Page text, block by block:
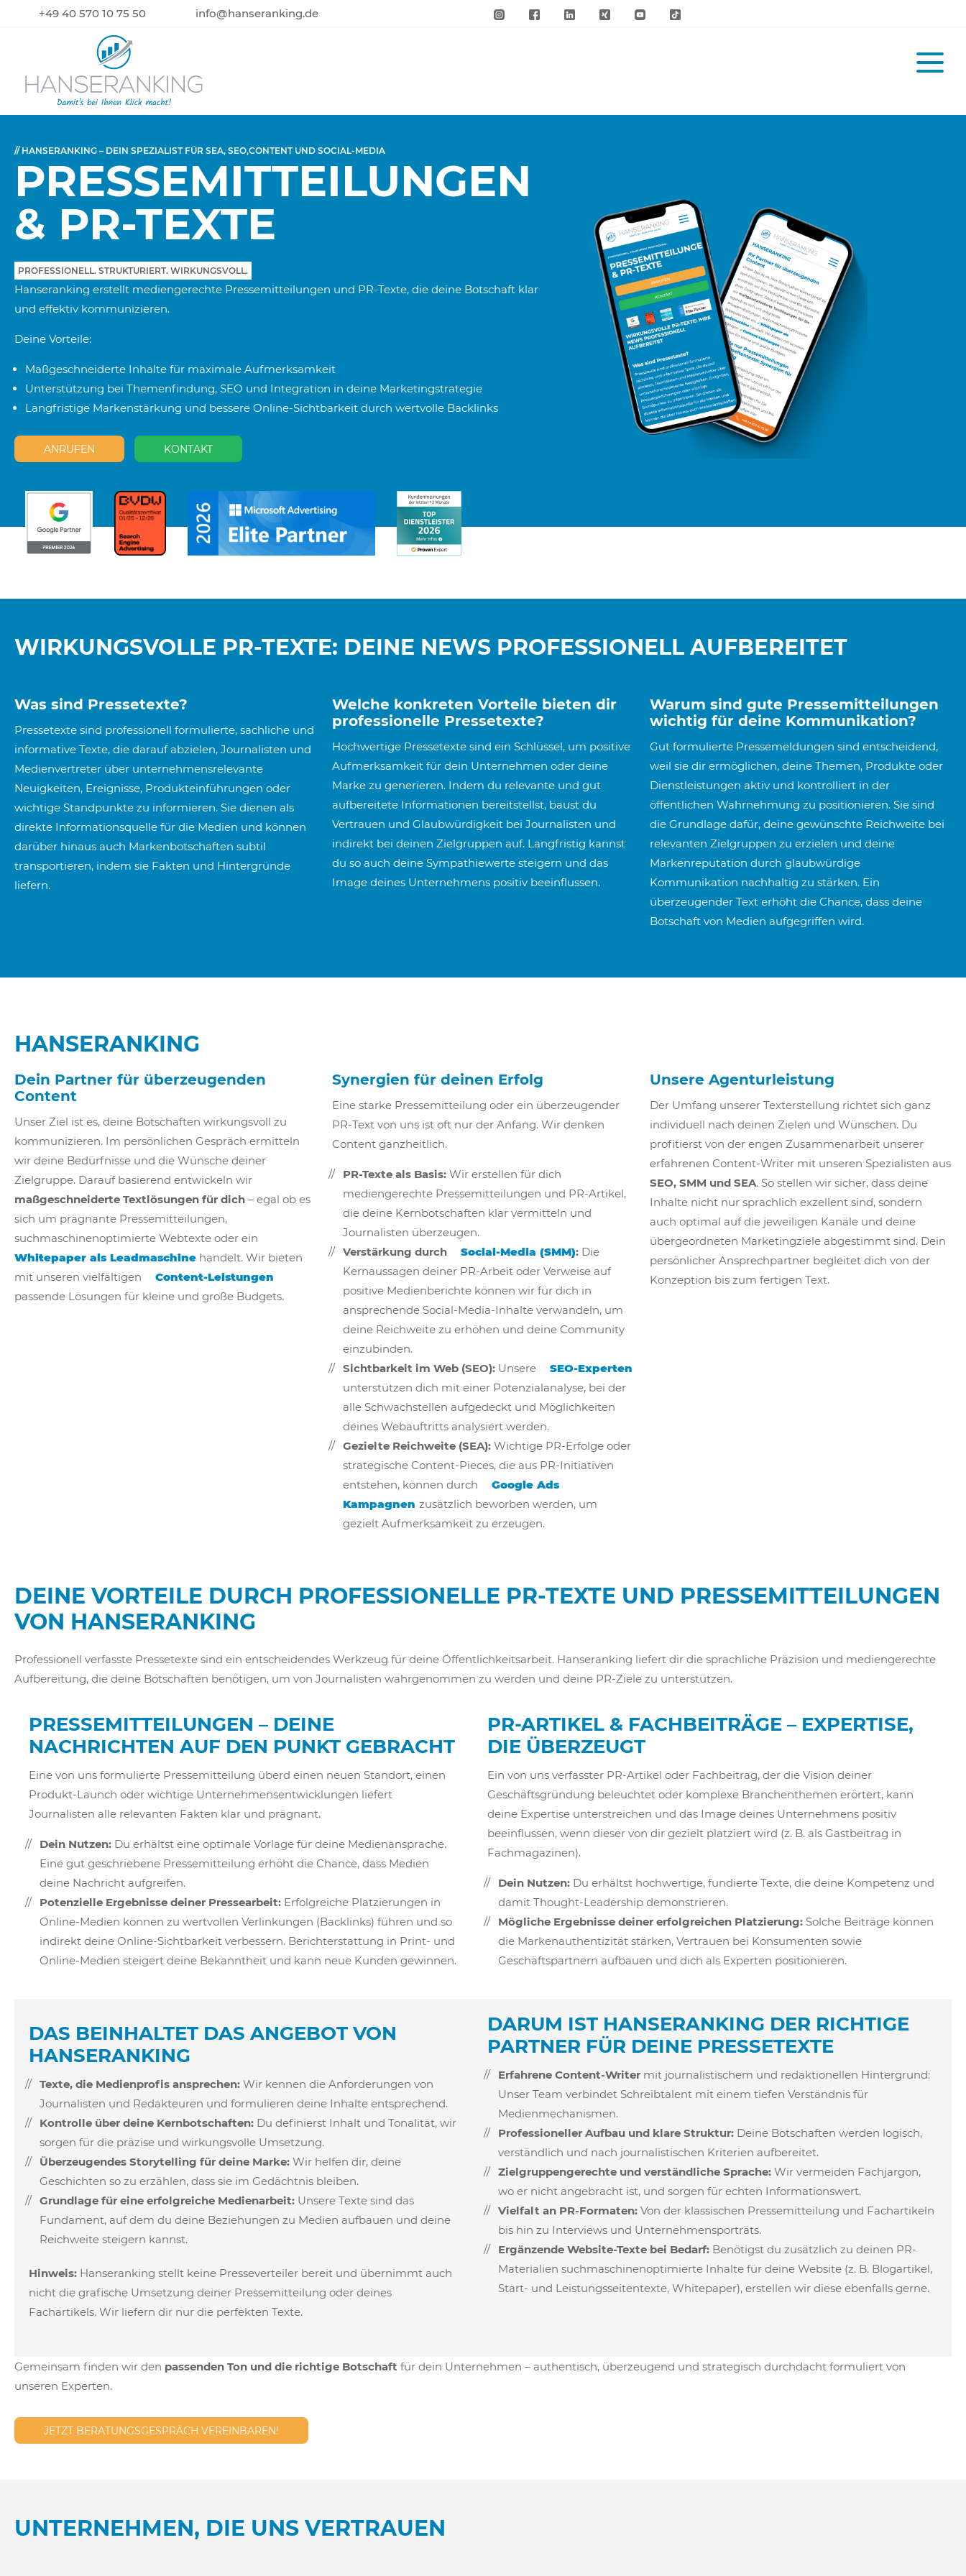
+49 40 570 10 75 50 info@hanseranking.de
// HANSERANKING – DEIN SPEZIALIST FÜR SEA, SEO,CONTENT UND SOCIAL-MEDIA
PRESSEMITTEILUNGEN
& PR-TEXTE
PROFESSIONELL. STRUKTURIERT. WIRKUNGSVOLL.
Hanseranking erstellt mediengerechte Pressemitteilungen und PR-Texte, die deine Botschaft klar
und effektiv kommunizieren.
Deine Vorteile:
Maßgeschneiderte Inhalte für maximale Aufmerksamkeit
Unterstützung bei Themenfindung, SEO und Integration in deine Marketingstrategie
Langfristige Markenstärkung und bessere Online-Sichtbarkeit durch wertvolle Backlinks
ANRUFEN KONTAKT
WIRKUNGSVOLLE PR-TEXTE: DEINE NEWS PROFESSIONELL AUFBEREITET
Was sind Pressetexte?
Pressetexte sind professionell formulierte, sachliche und
informative Texte, die darauf abzielen, Journalisten und
Medienvertreter über unternehmensrelevante
Neuigkeiten, Ereignisse, Produkteinführungen oder
wichtige Standpunkte zu informieren. Sie dienen als
direkte Informationsquelle für die Medien und können
darüber hinaus auch Markenbotschaften subtil
transportieren, indem sie Fakten und Hintergründe
liefern.
Welche konkreten Vorteile bieten dir
professionelle Pressetexte?
Hochwertige Pressetexte sind ein Schlüssel, um positive
Aufmerksamkeit für dein Unternehmen oder deine
Marke zu generieren. Indem du relevante und gut
aufbereitete Informationen bereitstellst, baust du
Vertrauen und Glaubwürdigkeit bei Journalisten und
indirekt bei deinen Zielgruppen auf. Langfristig kannst
du so auch deine Sympathiewerte steigern und das
Image deines Unternehmens positiv beeinflussen.
Warum sind gute Pressemitteilungen
wichtig für deine Kommunikation?
Gut formulierte Pressemeldungen sind entscheidend,
weil sie dir ermöglichen, deine Themen, Produkte oder
Dienstleistungen aktiv und kontrolliert in der
öffentlichen Wahrnehmung zu positionieren. Sie sind
die Grundlage dafür, deine gewünschte Reichweite bei
relevanten Zielgruppen zu erzielen und deine
Markenreputation durch glaubwürdige
Kommunikation nachhaltig zu stärken. Ein
überzeugender Text erhöht die Chance, dass deine
Botschaft von Medien aufgegriffen wird.
HANSERANKING
Dein Partner für überzeugenden
Content
Unser Ziel ist es, deine Botschaften wirkungsvoll zu
kommunizieren. Im persönlichen Gespräch ermitteln
wir deine Bedürfnisse und die Wünsche deiner
Zielgruppe. Darauf basierend entwickeln wir
maßgeschneiderte Textlösungen für dich – egal ob es
sich um prägnante Pressemitteilungen,
suchmaschinenoptimierte Webtexte oder ein
Whitepaper als Leadmaschine handelt. Wir bieten
mit unseren vielfältigen
Content-Leistungen
passende Lösungen für kleine und große Budgets.
Synergien für deinen Erfolg
Eine starke Pressemitteilung oder ein überzeugender
PR-Text von uns ist oft nur der Anfang. Wir denken
Content ganzheitlich.
PR-Texte als Basis: Wir erstellen für dich
mediengerechte Pressemitteilungen und PR-Artikel,
die deine Kernbotschaften klar vermitteln und
Journalisten überzeugen.
Verstärkung durch
Social-Media (SMM): Die
Kernaussagen deiner PR-Arbeit oder Verweise auf
positive Medienberichte können wir für dich in
ansprechende Social-Media-Inhalte verwandeln, um
deine Reichweite zu erhöhen und deine Community
einzubinden.
Sichtbarkeit im Web (SEO): Unsere
SEO-Experten
unterstützen dich mit einer Potenzialanalyse, bei der
alle Schwachstellen aufgedeckt und Möglichkeiten
deines Webauftritts analysiert werden.
Gezielte Reichweite (SEA):Wichtige PR-Erfolge oder
strategische Content-Pieces, die aus PR-Initiativen
entstehen, können durch
Google Ads
Kampagnenzusätzlich beworben werden, um
gezielt Aufmerksamkeit zu erzeugen.
Unsere Agenturleistung
Der Umfang unserer Texterstellung richtet sich ganz
individuell nach deinen Zielen und Wünschen. Du
profitierst von der engen Zusammenarbeit unserer
erfahrenen Content-Writer mit unseren Spezialisten aus
SEO, SMM und SEA. So stellen wir sicher, dass deine
Inhalte nicht nur sprachlich exzellent sind, sondern
auch optimal auf die jeweiligen Kanäle und deine
übergeordneten Marketingziele abgestimmt sind. Dein
persönlicher Ansprechpartner begleitet dich von der
Konzeption bis zum fertigen Text.
DEINE VORTEILE DURCH PROFESSIONELLE PR-TEXTE UND PRESSEMITTEILUNGEN
VON HANSERANKING
Professionell verfasste Pressetexte sind ein entscheidendes Werkzeug für deine Öffentlichkeitsarbeit. Hanseranking liefert dir die sprachliche Präzision und mediengerechte
Aufbereitung, die deine Botschaften benötigen, um von Journalisten wahrgenommen zu werden und deine PR-Ziele zu unterstützen.
PRESSEMITTEILUNGEN – DEINE
NACHRICHTEN AUF DEN PUNKT GEBRACHT
Eine von uns formulierte Pressemitteilung überd einen neuen Standort, einen
Produkt-Launch oder wichtige Unternehmensentwicklungen liefert
Journalisten alle relevanten Fakten klar und prägnant.
Dein Nutzen: Du erhältst eine optimale Vorlage für deine Medienansprache.
Eine gut geschriebene Pressemitteilung erhöht die Chance, dass Medien
deine Nachricht aufgreifen.
Potenzielle Ergebnisse deiner Pressearbeit: Erfolgreiche Platzierungen in
Online-Medien können zu wertvollen Verlinkungen (Backlinks) führen und so
indirekt deine Online-Sichtbarkeit verbessern. Berichterstattung in Print- und
Online-Medien steigert deine Bekanntheit und kann neue Kunden gewinnen.
PR-ARTIKEL & FACHBEITRÄGE – EXPERTISE,
DIE ÜBERZEUGT
Ein von uns verfasster PR-Artikel oder Fachbeitrag, der die Vision deiner
Geschäftsgründung beleuchtet oder komplexe Branchenthemen erörtert, kann
deine Expertise unterstreichen und das Image deines Unternehmens positiv
beeinflussen, wenn dieser von dir gezielt platziert wird (z. B. als Gastbeitrag in
Fachmagazinen).
Dein Nutzen: Du erhältst hochwertige, fundierte Texte, die deine Kompetenz und
damit Thought-Leadership demonstrieren.
Mögliche Ergebnisse deiner erfolgreichen Platzierung: Solche Beiträge können
die Markenauthentizität stärken, Vertrauen bei Konsumenten sowie
Geschäftspartnern aufbauen und dich als Experten positionieren.
DAS BEINHALTET DAS ANGEBOT VON
HANSERANKING
Texte, die Medienprofis ansprechen: Wir kennen die Anforderungen von
Journalisten und Redakteuren und formulieren deine Inhalte entsprechend.
Kontrolle über deine Kernbotschaften: Du definierst Inhalt und Tonalität, wir
sorgen für die präzise und wirkungsvolle Umsetzung.
Überzeugendes Storytelling für deine Marke: Wir helfen dir, deine
Geschichten so zu erzählen, dass sie im Gedächtnis bleiben.
Grundlage für eine erfolgreiche Medienarbeit: Unsere Texte sind das
Fundament, auf dem du deine Beziehungen zu Medien aufbauen und deine
Reichweite steigern kannst.
Hinweis: Hanseranking stellt keine Presseverteiler bereit und übernimmt auch
nicht die grafische Umsetzung deiner Pressemitteilung oder deines
Fachartikels. Wir liefern dir nur die perfekten Texte.
DARUM IST HANSERANKING DER RICHTIGE
PARTNER FÜR DEINE PRESSETEXTE
Erfahrene Content-Writer mit journalistischem und redaktionellen Hintergrund:
Unser Team verbindet Schreibtalent mit einem tiefen Verständnis für
Medienmechanismen.
Professioneller Aufbau und klare Struktur: Deine Botschaften werden logisch,
verständlich und nach journalistischen Kriterien aufbereitet.
Zielgruppengerechte und verständliche Sprache: Wir vermeiden Fachjargon,
wo er nicht angebracht ist, und sorgen für echten Informationswert.
Vielfalt an PR-Formaten: Von der klassischen Pressemitteilung und Fachartikeln
bis hin zu Interviews und Unternehmensporträts.
Ergänzende Website-Texte bei Bedarf: Benötigst du zusätzlich zu deinen PR-
Materialien suchmaschinenoptimierte Inhalte für deine Website (z. B. Blogartikel,
Start- und Leistungsseitentexte, Whitepaper), erstellen wir diese ebenfalls gerne.
Gemeinsam finden wir den passenden Ton und die richtige Botschaft für dein Unternehmen – authentisch, überzeugend und strategisch durchdacht formuliert von
unseren Experten.
JETZT BERATUNGSGESPRÄCH VEREINBAREN!
UNTERNEHMEN, DIE UNS VERTRAUEN